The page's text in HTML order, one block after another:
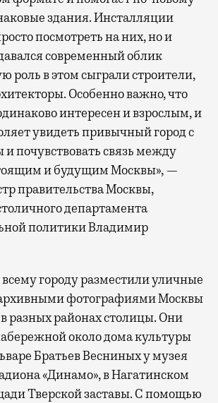
здания. Инсталляции
посмотреть на них, но и
современный облик
роль в этом сыграли строители,
Особенно важно, что
интересен и взрослым, и
увидеть привычный город с
и почувствовать связь между
и будущим Москвы», —
правительства Москвы,
департамента
политики Владимир
всему городу разместили уличные
фотографиями Москвы
разных районах столицы. Они
около дома культуры
Братьев Весниных у музея
«Динамо», в Нагатинском
Тверской заставы. С помощью